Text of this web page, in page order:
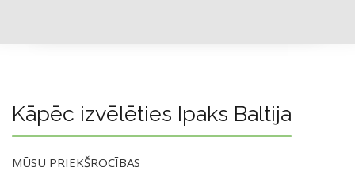
Kāpēc izvēlēties Ipaks Baltija
MŪSU PRIEKŠROCĪBAS